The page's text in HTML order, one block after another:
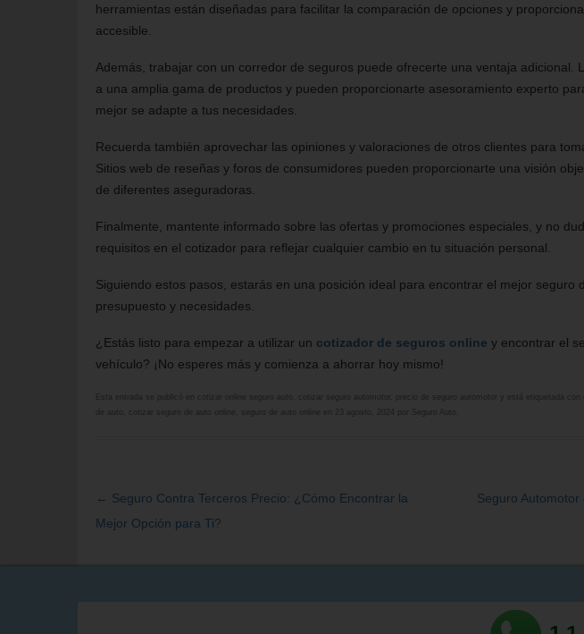
herramientas están diseñadas para facilitar la comparación de opciones y
accesible.
Además, trabajar con un corredor de seguros puede ofrecerte una ventaja adicional.
a una amplia gama de productos y pueden proporcionarte asesoramiento experto
mejor se adapte a tus necesidades.
Recuerda también aprovechar las opiniones y valoraciones de otros clientes para
Sitios web de reseñas y foros de consumidores pueden proporcionarte una visión
de diferentes aseguradoras.
Finalmente, mantente informado sobre las ofertas y promociones especiales, y no
requisitos en el cotizador para reflejar cualquier cambio en tu situación personal.
Siguiendo estos pasos, estarás en una posición ideal para encontrar el mejor seguro
presupuesto y necesidades.
¿Estás listo para empezar a utilizar un cotizador de seguros online y encontrar el
vehículo? ¡No esperes más y comienza a ahorrar hoy mismo!
cotizar online seguro auto cotizar seguro automotor
cotizar seguro de auto online Seguro Auto
Navegación
de
← Seguro Contra Terceros Precio: ¿Cómo Encontrar la
Mejor Opción para Ti?
Seguro Automotor